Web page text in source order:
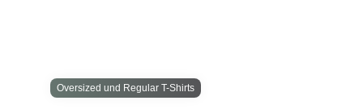
Oversized und Regular T-Shirts